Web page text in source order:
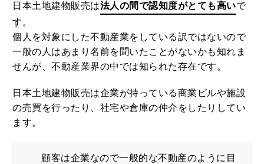
日本土地建物販売は法人の間で認知度がとても高いで
す。
個人を対象にした不動産業をしている訳ではないので
一般の人はあまり名前を聞いたことがないかも知れま
せんが、不動産業界の中では知られた存在です。
日本土地建物販売は企業が持っている商業ビルや施設
の売買を行ったり、社宅や倉庫の仲介をしたりしてい
ます。
顧客は企業なので一般的な不動産のように目